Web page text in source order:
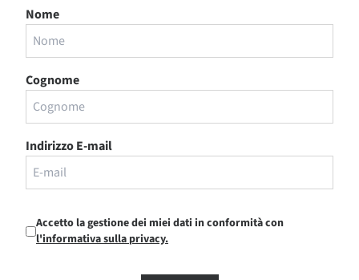
Nome
Cognome
Indirizzo E-mail
Accetto la gestione dei miei dati in conformità con
l'informativa sulla privacy.